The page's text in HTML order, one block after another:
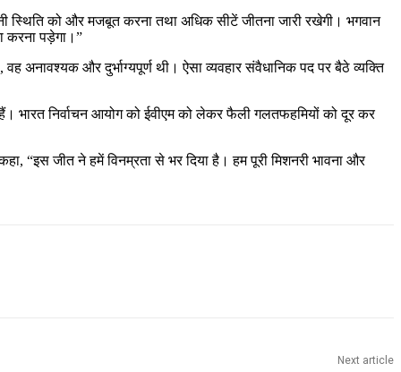
को और मजबूत करना तथा अधिक सीटें जीतना जारी रखेगी। भगवान
करना पड़ेगा।”
अनावश्यक और दुर्भाग्यपूर्ण थी। ऐसा व्यवहार संवैधानिक पद पर बैठे व्यक्ति
भारत निर्वाचन आयोग को ईवीएम को लेकर फैली गलतफहमियों को दूर कर
“इस जीत ने हमें विनम्रता से भर दिया है। हम पूरी मिशनरी भावना और
Next article